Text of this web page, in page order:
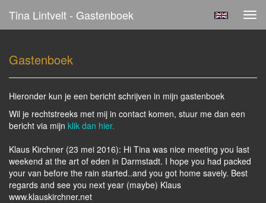
Tina Lintvelt - Gastenboek
Gastenboek
Hieronder kun je een bericht schrijven in mijn gastenboek
Wil je rechtstreeks met mij in contact komen, stuur me dan een
bericht via mijn klik dan hier.
Klaus Kirchner (23 mei 2016): Hi Tina was nice meeting you last
weekend at the art of eden in Darmstadt. I hope you had packed
your van before the rain started..and you got home savely. Best
regards and see you next year (maybe) Klaus
www.klauskirchner.net